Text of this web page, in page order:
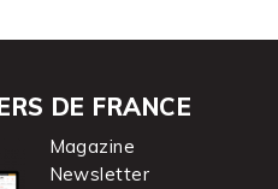
DE FRANCE
Magazine
Newsletter